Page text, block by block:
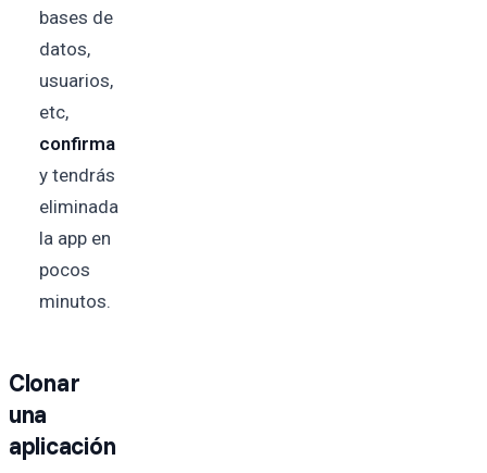
bases de
datos,
usuarios,
etc,
confirma
y tendrás
eliminada
la app en
pocos
minutos.
Clonar
una
aplicación